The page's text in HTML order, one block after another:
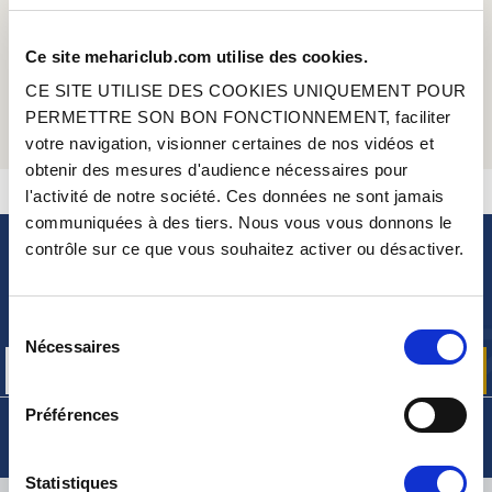
Ce site mehariclub.com utilise des cookies.
CE SITE UTILISE DES COOKIES UNIQUEMENT POUR
PERMETTRE SON BON FONCTIONNEMENT, faciliter
votre navigation, visionner certaines de nos vidéos et
obtenir des mesures d'audience nécessaires pour
l'activité de notre société. Ces données ne sont jamais
communiquées à des tiers. Nous vous vous donnons le
contrôle sur ce que vous souhaitez activer ou désactiver.
du Nécessaires
Préférences
Statistiques
AVEC LA CARTE CLUB,
+ LIVRAISON GRATUITE* !
65 EUROS LA 1 ÈRE ANNÉE
+ D'INFOS AJOUTER
* à l’exception des pièces hors gabarits
UNE QUESTION ? BESOIN D 'AIDE ? CONTACTEZ-NOUS
Inscrivez-vous pour recevoir gratuitement